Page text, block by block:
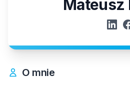
Mateusz
O mnie